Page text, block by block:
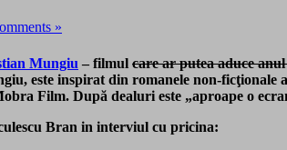
»
Mungiu – filmul care ar putea aduce
este inspirat din romanele non-ficţionale
Film. După dealuri este „aproape o
Bran in interviul cu pricina: